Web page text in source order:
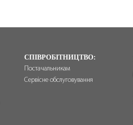
СПІВРОБІТНИЦТВО:
Постачальникам
Сервісне обслуговування